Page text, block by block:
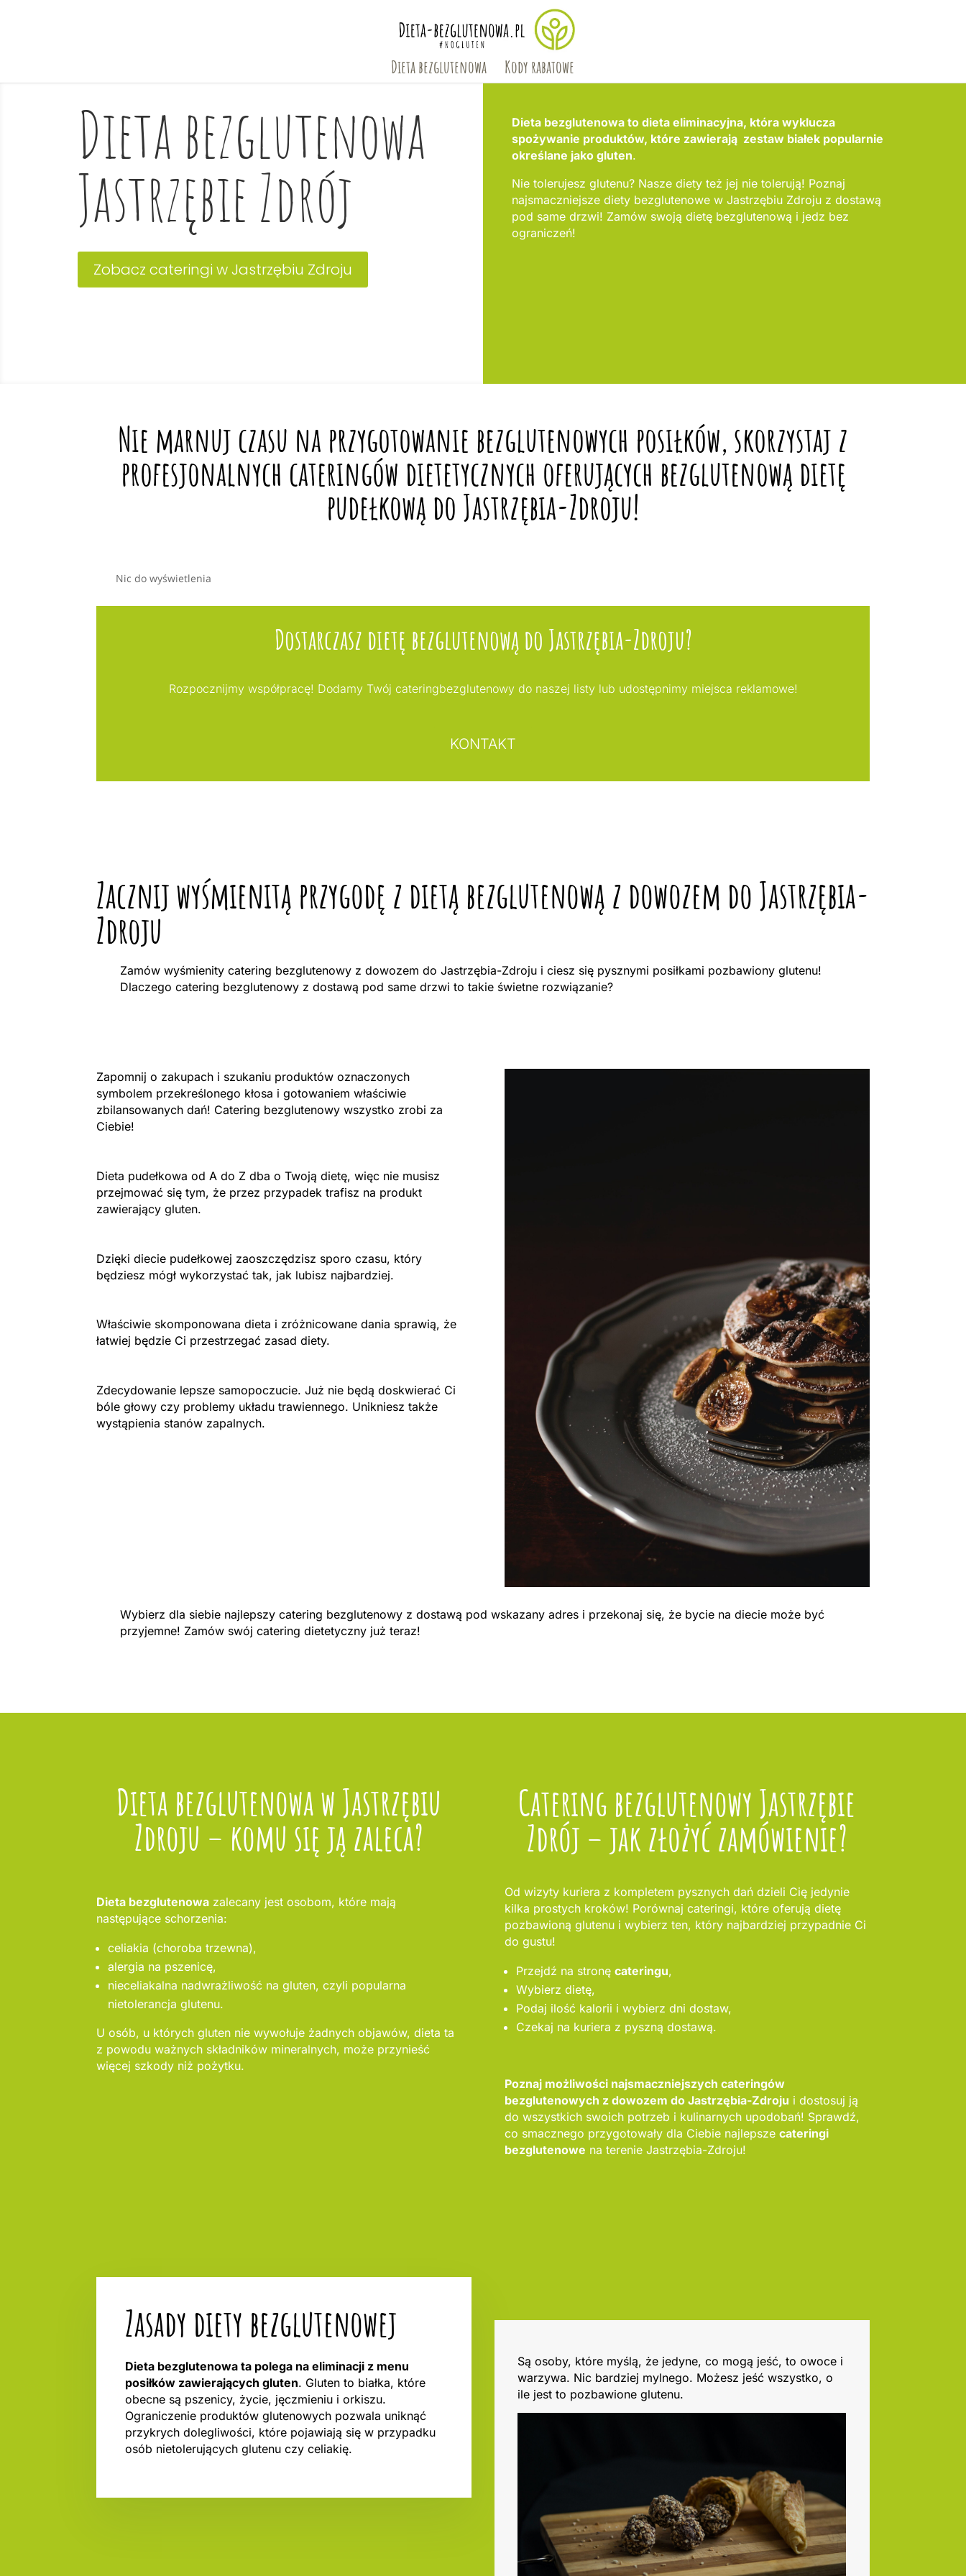
Dieta bezglutenowa Kody rabatowe
Dieta bezglutenowa
Jastrzębie Zdrój
Zobacz cateringi w Jastrzębiu Zdroju
Dieta bezglutenowa to dieta eliminacyjna, która wyklucza
spożywanie produktów, które zawierają zestaw białek popularnie
określane jako gluten.
Nie tolerujesz glutenu? Nasze diety też jej nie tolerują! Poznaj
najsmaczniejsze diety bezglutenowe w Jastrzębiu Zdroju z dostawą
pod same drzwi! Zamów swoją dietę bezglutenową i jedz bez
ograniczeń!
Nie marnuj czasu na przygotowanie bezglutenowych posiłków, skorzystaj z
profesjonalnych cateringów dietetycznych oferujących bezglutenową dietę
pudełkową do Jastrzębia-Zdroju!
Nic do wyświetlenia
Dostarczasz dietę bezglutenową do Jastrzębia-Zdroju?
Rozpocznijmy współpracę! Dodamy Twój cateringbezglutenowy do naszej listy lub udostępnimy miejsca reklamowe!
KONTAKT
Zacznij wyśmienitą przygodę z dietą bezglutenową z dowozem do Jastrzębia-
Zdroju
Zamów wyśmienity catering bezglutenowy z dowozem do Jastrzębia-Zdroju i ciesz się pysznymi posiłkami pozbawiony glutenu!
Dlaczego catering bezglutenowy z dostawą pod same drzwi to takie świetne rozwiązanie?
Zapomnij o zakupach i szukaniu produktów oznaczonych
symbolem przekreślonego kłosa i gotowaniem właściwie
zbilansowanych dań! Catering bezglutenowy wszystko zrobi za
Ciebie!
Dieta pudełkowa od A do Z dba o Twoją dietę, więc nie musisz
przejmować się tym, że przez przypadek trafisz na produkt
zawierający gluten.
Dzięki diecie pudełkowej zaoszczędzisz sporo czasu, który
będziesz mógł wykorzystać tak, jak lubisz najbardziej.
Właściwie skomponowana dieta i zróżnicowane dania sprawią, że
łatwiej będzie Ci przestrzegać zasad diety.
Zdecydowanie lepsze samopoczucie. Już nie będą doskwierać Ci
bóle głowy czy problemy układu trawiennego. Unikniesz także
wystąpienia stanów zapalnych.
Wybierz dla siebie najlepszy catering bezglutenowy z dostawą pod wskazany adres i przekonaj się, że bycie na diecie może być
przyjemne! Zamów swój catering dietetyczny już teraz!
Dieta bezglutenowa w Jastrzębiu
Zdroju – komu się ją zaleca?
Dieta bezglutenowa zalecany jest osobom, które mają
następujące schorzenia:
celiakia (choroba trzewna),
alergia na pszenicę,
nieceliakalna nadwrażliwość na gluten, czyli popularna
nietolerancja glutenu.
U osób, u których gluten nie wywołuje żadnych objawów, dieta ta
z powodu ważnych składników mineralnych, może przynieść
więcej szkody niż pożytku.
Catering bezglutenowy Jastrzębie
Zdrój – jak złożyć zamówienie?
Od wizyty kuriera z kompletem pysznych dań dzieli Cię jedynie
kilka prostych kroków! Porównaj cateringi, które oferują dietę
pozbawioną glutenu i wybierz ten, który najbardziej przypadnie Ci
do gustu!
Przejdź na stronę cateringu,
Wybierz dietę,
Podaj ilość kalorii i wybierz dni dostaw,
Czekaj na kuriera z pyszną dostawą.
Poznaj możliwości najsmaczniejszych cateringów
bezglutenowych z dowozem do Jastrzębia-Zdroju i dostosuj ją
do wszystkich swoich potrzeb i kulinarnych upodobań! Sprawdź,
co smacznego przygotowały dla Ciebie najlepsze cateringi
bezglutenowe na terenie Jastrzębia-Zdroju!
Zasady diety bezglutenowej
Dieta bezglutenowa ta polega na eliminacji z menu
posiłków zawierających gluten. Gluten to białka, które
obecne są pszenicy, życie, jęczmieniu i orkiszu.
Ograniczenie produktów glutenowych pozwala uniknąć
przykrych dolegliwości, które pojawiają się w przypadku
osób nietolerujących glutenu czy celiakię.
Są osoby, które myślą, że jedyne, co mogą jeść, to owoce i
warzywa. Nic bardziej mylnego. Możesz jeść wszystko, o
ile jest to pozbawione glutenu.